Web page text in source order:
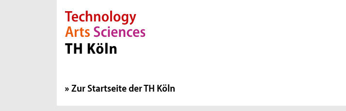
Direkt zur Hauptnavigation
Direkt zur Subnavigation
Direkt zum Inhalt
Direkt zum Fußbereich
Zur Startseite der TH Köln